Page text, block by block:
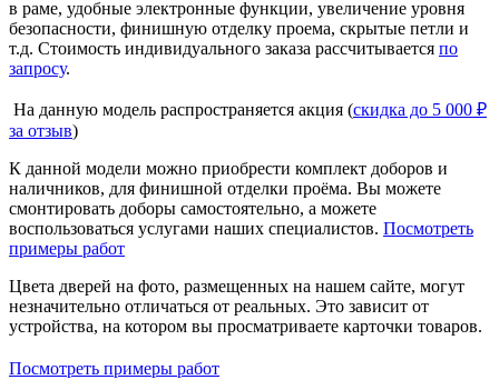
в раме, удобные электронные функции, увеличение уровня
безопасности, финишную отделку проема, скрытые петли и
т.д. Стоимость индивидуального заказа рассчитывается по
запросу.
На данную модель распространяется акция (скидка до 5 000 ₽
за отзыв)
К данной модели можно приобрести комплект доборов и
наличников, для финишной отделки проёма. Вы можете
смонтировать доборы самостоятельно, а можете
воспользоваться услугами наших специалистов. Посмотреть
примеры работ
Цвета дверей на фото, размещенных на нашем сайте, могут
незначительно отличаться от реальных. Это зависит от
устройства, на котором вы просматриваете карточки товаров.
Посмотреть примеры работ